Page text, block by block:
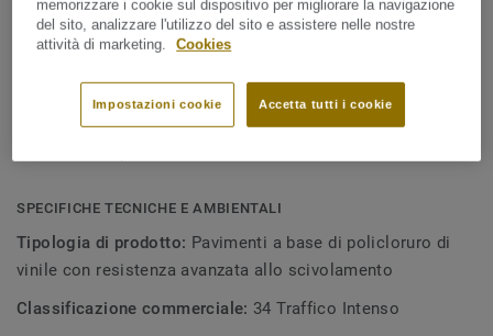
Colori classici
Elevata resistenza antiscivolo R11
Superficie rinforzata per una maggiore resistenza alle
SPECIFICHE TECNICHE E AMBIENTALI
Tipologia di prodotto: Pavimenti a base di policloruro di
vinile con resistenza avanzata allo scivolamento
Classificazione commerciale: 34 Traffico Intenso
memorizzare i cookie sul dispositivo per migliorare la navigazione
del sito, analizzare l'utilizzo del sito e assistere nelle nostre
attività di marketing.
Cookies
Accetta tutti i cookie
Impostazioni cookie